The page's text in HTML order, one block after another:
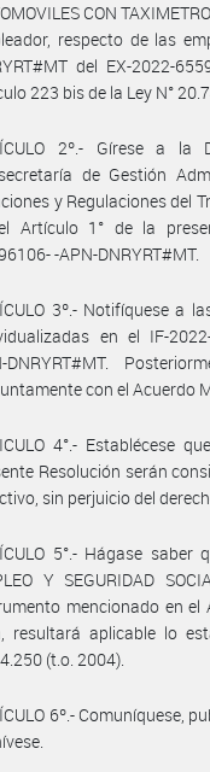
CON
respecto de las
del EX-2022-
223 bis de la Ley N°
2º.- Gírese a la
de Gestión
y Regulaciones del
Artículo 1° de la
-APN-DNRYRT#MT.
3º.- Notifíquese a
en el IF-
DNRYRT#MT.
con el Acuerdo
4°.- Establécese
Resolución serán
sin perjuicio del
5°.- Hágase saber
Y SEGURIDAD
mencionado en el
resultará aplicable lo
(t.o. 2004).
6º.- Comuníquese,